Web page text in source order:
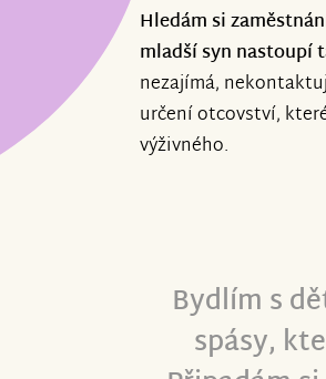
Hledám si
mladší syn nastoupí
nezajímá,
určení otcovství,
výživného.
Bydlím s
spásy,